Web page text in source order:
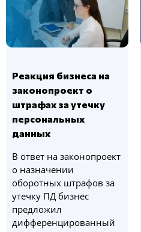
Реакция бизнеса на
законопроект о
штрафах за утечку
персональных
данных
В ответ на законопроект
о назначении
оборотных штрафов за
утечку ПД бизнес
предложил
дифференцированный